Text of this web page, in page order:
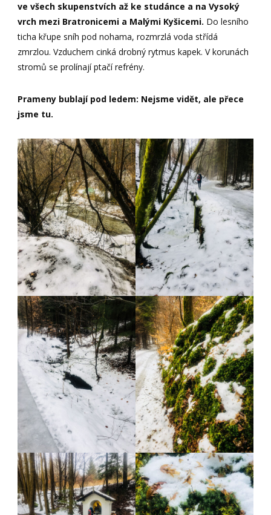
ve všech skupenstvích až ke studánce a na Vysoký
vrch mezi Bratronicemi a Malými Kyšicemi. Do lesního
ticha křupe sníh pod nohama, rozmrzlá voda střídá
zmrzlou. Vzduchem cinká drobný rytmus kapek. V korunách
stromů se prolínají ptačí refrény.
Prameny bublají pod ledem: Nejsme vidět, ale přece
jsme tu.